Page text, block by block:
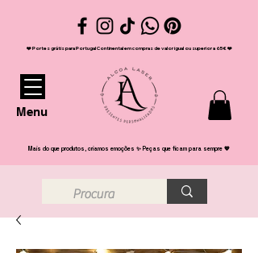
❤️ Portes grátis para Portugal Continental em compras de valor igual ou superior a 65€ ❤️
Menu
Mais do que produtos, criamos emoções ✨ Peças que ficam para sempre 💖